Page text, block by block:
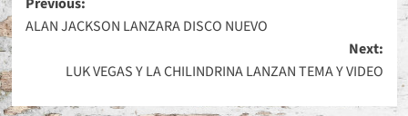
navigation
Previous:
ALAN JACKSON LANZARA DISCO NUEVO
Next:
LUK VEGAS Y LA CHILINDRINA LANZAN TEMA Y VIDEO